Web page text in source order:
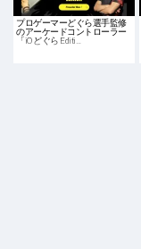
プロゲーマーどぐら選手監修
のアーケードコントローラー
「iO どぐら Editi…